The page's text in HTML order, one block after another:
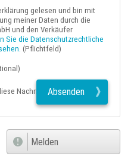
gelesen und bin mit
meiner Daten durch die
und den Verkäufer
Sie die Datenschutzrechtliche
(Pflichtfeld)
Nachricht Absenden
Melden